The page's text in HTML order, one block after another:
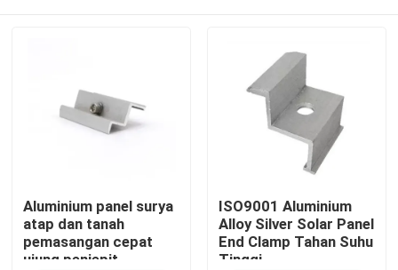
Aluminium panel surya
atap dan tanah
pemasangan cepat
ujung penjepit
ISO9001 Aluminium
Alloy Silver Solar Panel
End Clamp Tahan Suhu
Tinggi